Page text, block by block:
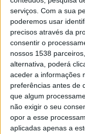
serviços. Com a sua
poderemos usar
precisos através da
consentir o
nossos 1538
alternativa, poderá
aceder a informações
preferências antes de
que algum
não exigir o seu
opor a esse
aplicadas apenas a
mortos (769),
Tejo (346), do
(15) e do Alentejo,
relatório da
atualizados até às
Região Autónoma
Segundo os dados
vítimas mortais